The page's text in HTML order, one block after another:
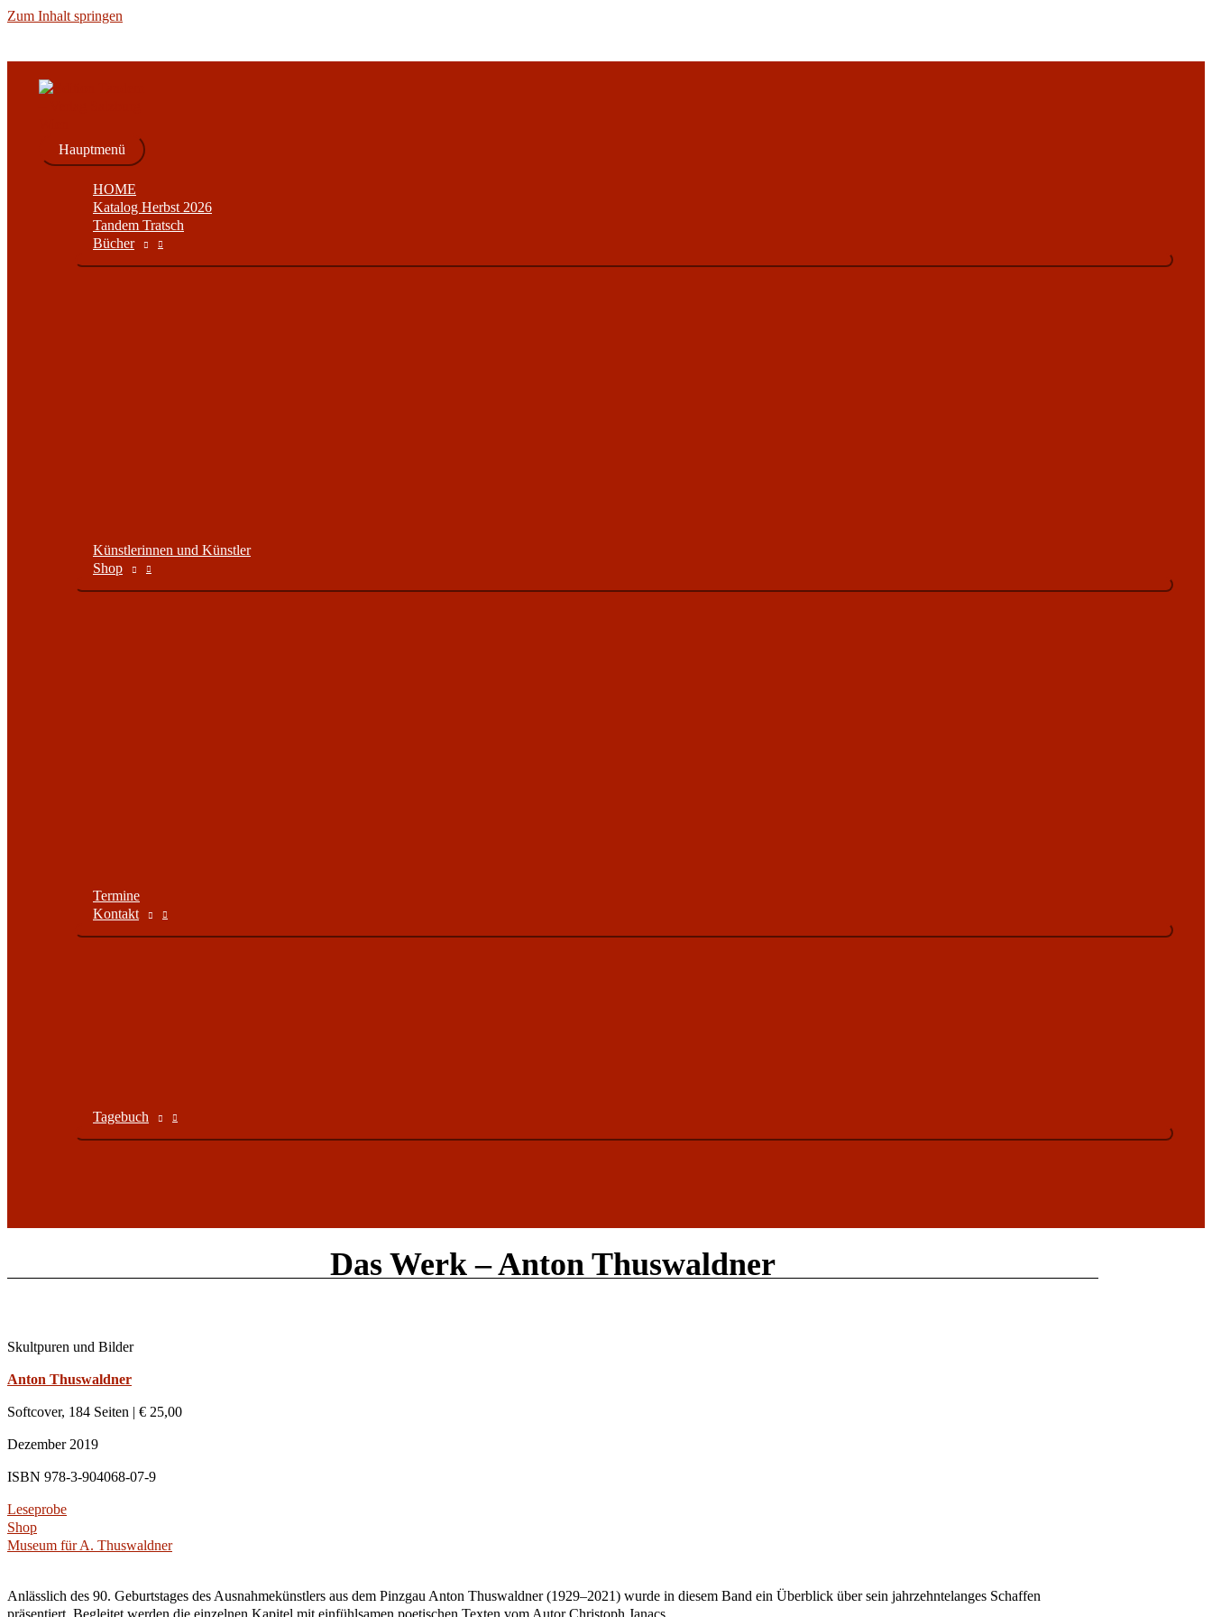
Zum Inhalt springen
Hauptmenü
HOME
Katalog Herbst 2026
Tandem Tratsch
Bücher
Künstlerinnen und Künstler
Shop
Termine
Kontakt
Tagebuch
Das Werk – Anton Thuswaldner
Skultpuren und Bilder
Anton Thuswaldner
Softcover, 184 Seiten | € 25,00
Dezember 2019
ISBN 978-3-904068-07-9
Leseprobe
Shop
Museum für A. Thuswaldner
Anlässlich des 90. Geburtstages des Ausnahmekünstlers aus dem Pinzgau Anton Thuswaldner (1929–2021) wurde in diesem Band ein Überblick über sein jahrzehntelanges Schaffen
präsentiert. Begleitet werden die einzelnen Kapitel mit einfühlsamen poetischen Texten vom Autor Christoph Janacs.